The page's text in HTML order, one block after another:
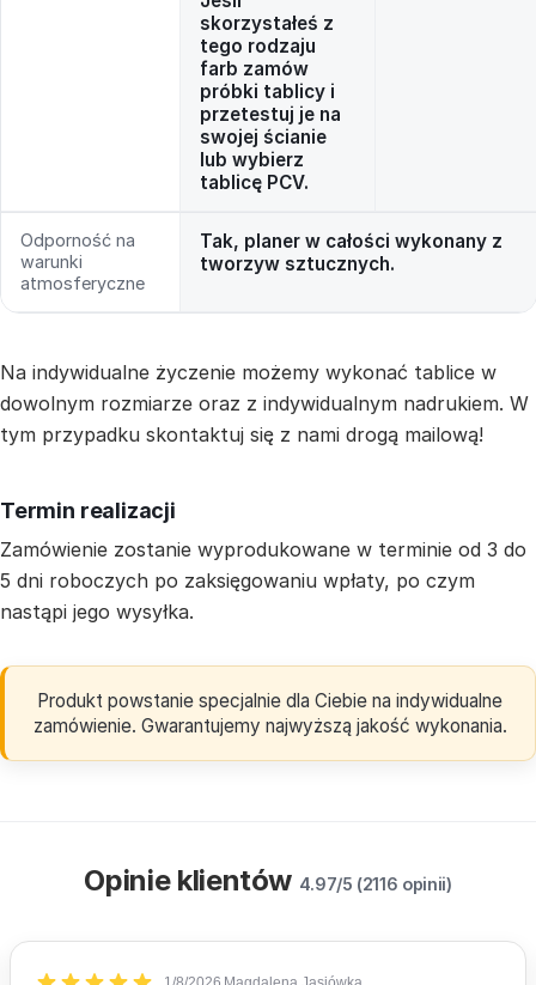
skorzystałeś z
tego rodzaju
farb zamów
próbki tablicy i
przetestuj je na
swojej ścianie
lub wybierz
tablicę PCV.
Odporność na
warunki
atmosferyczne
Tak, planer w całości wykonany z
tworzyw sztucznych.
Na indywidualne życzenie możemy wykonać tablice w
dowolnym rozmiarze oraz z indywidualnym nadrukiem. W
tym przypadku skontaktuj się z nami drogą mailową!
Termin realizacji
Zamówienie zostanie wyprodukowane w terminie od 3 do
5 dni roboczych po zaksięgowaniu wpłaty, po czym
nastąpi jego wysyłka.
Produkt powstanie specjalnie dla Ciebie na indywidualne
zamówienie. Gwarantujemy najwyższą jakość wykonania.
Opinie klientów 4.97/5 (2116 opinii)